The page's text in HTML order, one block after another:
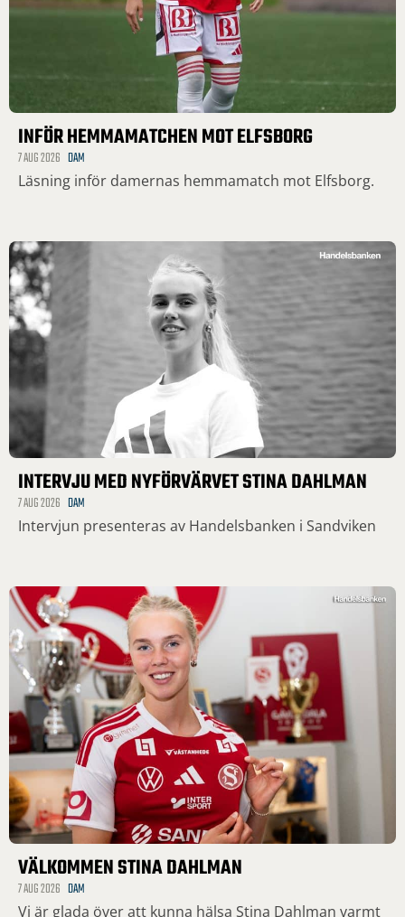
INFÖR HEMMAMATCHEN MOT ELFSBORG
7 AUG 2026 DAM
Läsning inför damernas hemmamatch mot Elfsborg.
INTERVJU MED NYFÖRVÄRVET STINA DAHLMAN
7 AUG 2026 DAM
Intervjun presenteras av Handelsbanken i Sandviken
VÄLKOMMEN STINA DAHLMAN
7 AUG 2026 DAM
Vi är glada över att kunna hälsa Stina Dahlman varmt